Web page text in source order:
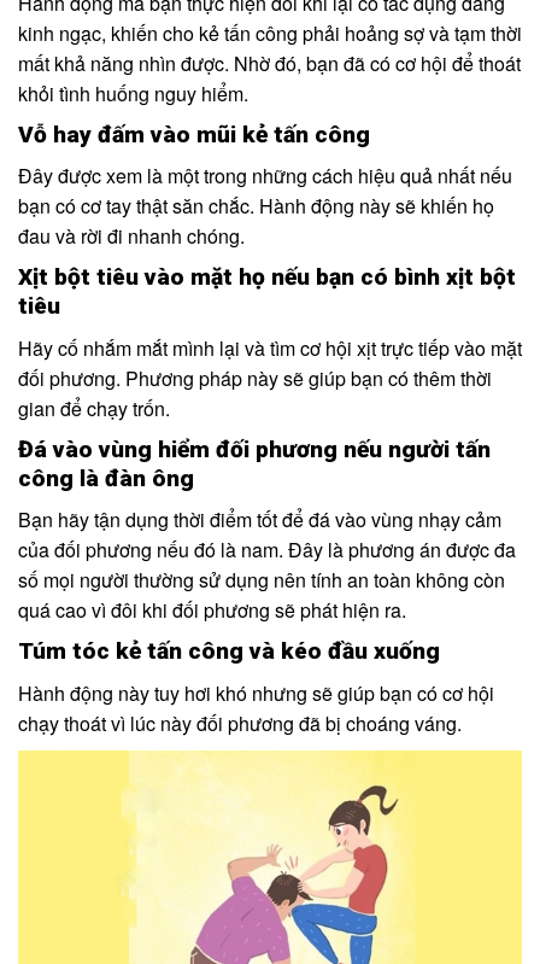
kinh ngạc, khiến cho kẻ tấn công phải hoảng sợ và tạm thời
mất khả năng nhìn được. Nhờ đó, bạn đã có cơ hội để thoát
khỏi tình huống nguy hiểm.
Vỗ hay đấm vào mũi kẻ tấn công
Đây được xem là một trong những cách hiệu quả nhất nếu
bạn có cơ tay thật săn chắc. Hành động này sẽ khiến họ
đau và rời đi nhanh chóng.
Xịt bột tiêu vào mặt họ nếu bạn có bình xịt bột
tiêu
Hãy cố nhắm mắt mình lại và tìm cơ hội xịt trực tiếp vào mặt
đối phương. Phương pháp này sẽ giúp bạn có thêm thời
gian để chạy trốn.
Đá vào vùng hiểm đối phương nếu người tấn
công là đàn ông
Bạn hãy tận dụng thời điểm tốt để đá vào vùng nhạy cảm
của đối phương nếu đó là nam. Đây là phương án được đa
số mọi người thường sử dụng nên tính an toàn không còn
quá cao vì đôi khi đối phương sẽ phát hiện ra.
Túm tóc kẻ tấn công và kéo đầu xuống
Hành động này tuy hơi khó nhưng sẽ giúp bạn có cơ hội
chạy thoát vì lúc này đối phương đã bị choáng váng.